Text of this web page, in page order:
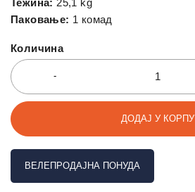
Тежина: 25,1 kg
Паковање: 1 комад
Количина
ДОДАЈ У КОРПУ
ВЕЛЕПРОДАЈНА ПОНУДА